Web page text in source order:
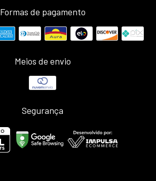
Formas de pagamento
Meios de envio
Segurança